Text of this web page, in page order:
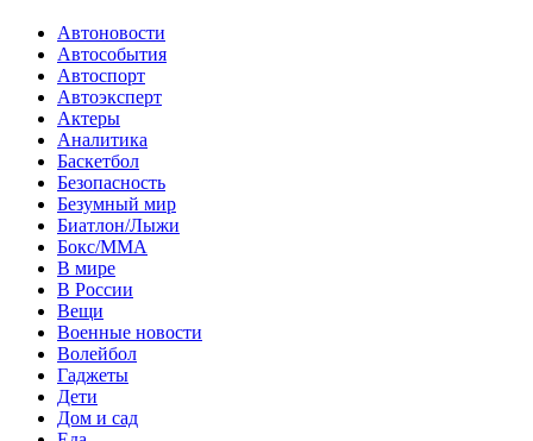
Автоновости
Автособытия
Автоспорт
Автоэксперт
Актеры
Аналитика
Баскетбол
Безопасность
Безумный мир
Биатлон/Лыжи
Бокс/MMA
В мире
В России
Вещи
Военные новости
Волейбол
Гаджеты
Дети
Дом и сад